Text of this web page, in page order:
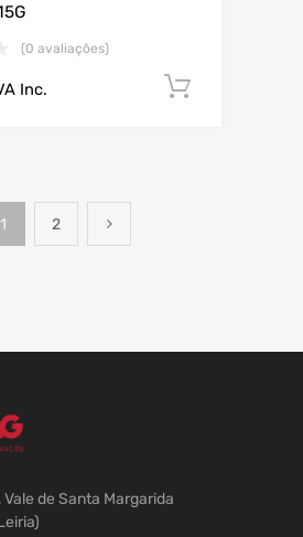
(0 avaliações)
Inc.
1 2
Vale de Santa Margarida